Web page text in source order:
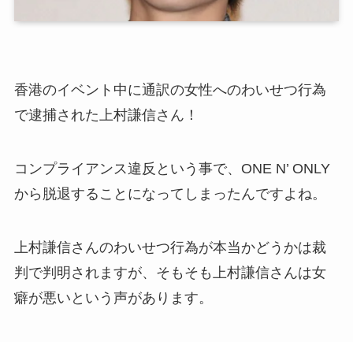
香港のイベント中に通訳の女性へのわいせつ行為
で逮捕された上村謙信さん！
コンプライアンス違反という事で、ONE N’ ONLY
から脱退することになってしまったんですよね。
上村謙信さんのわいせつ行為が本当かどうかは裁
判で判明されますが、そもそも上村謙信さんは女
癖が悪いという声があります。